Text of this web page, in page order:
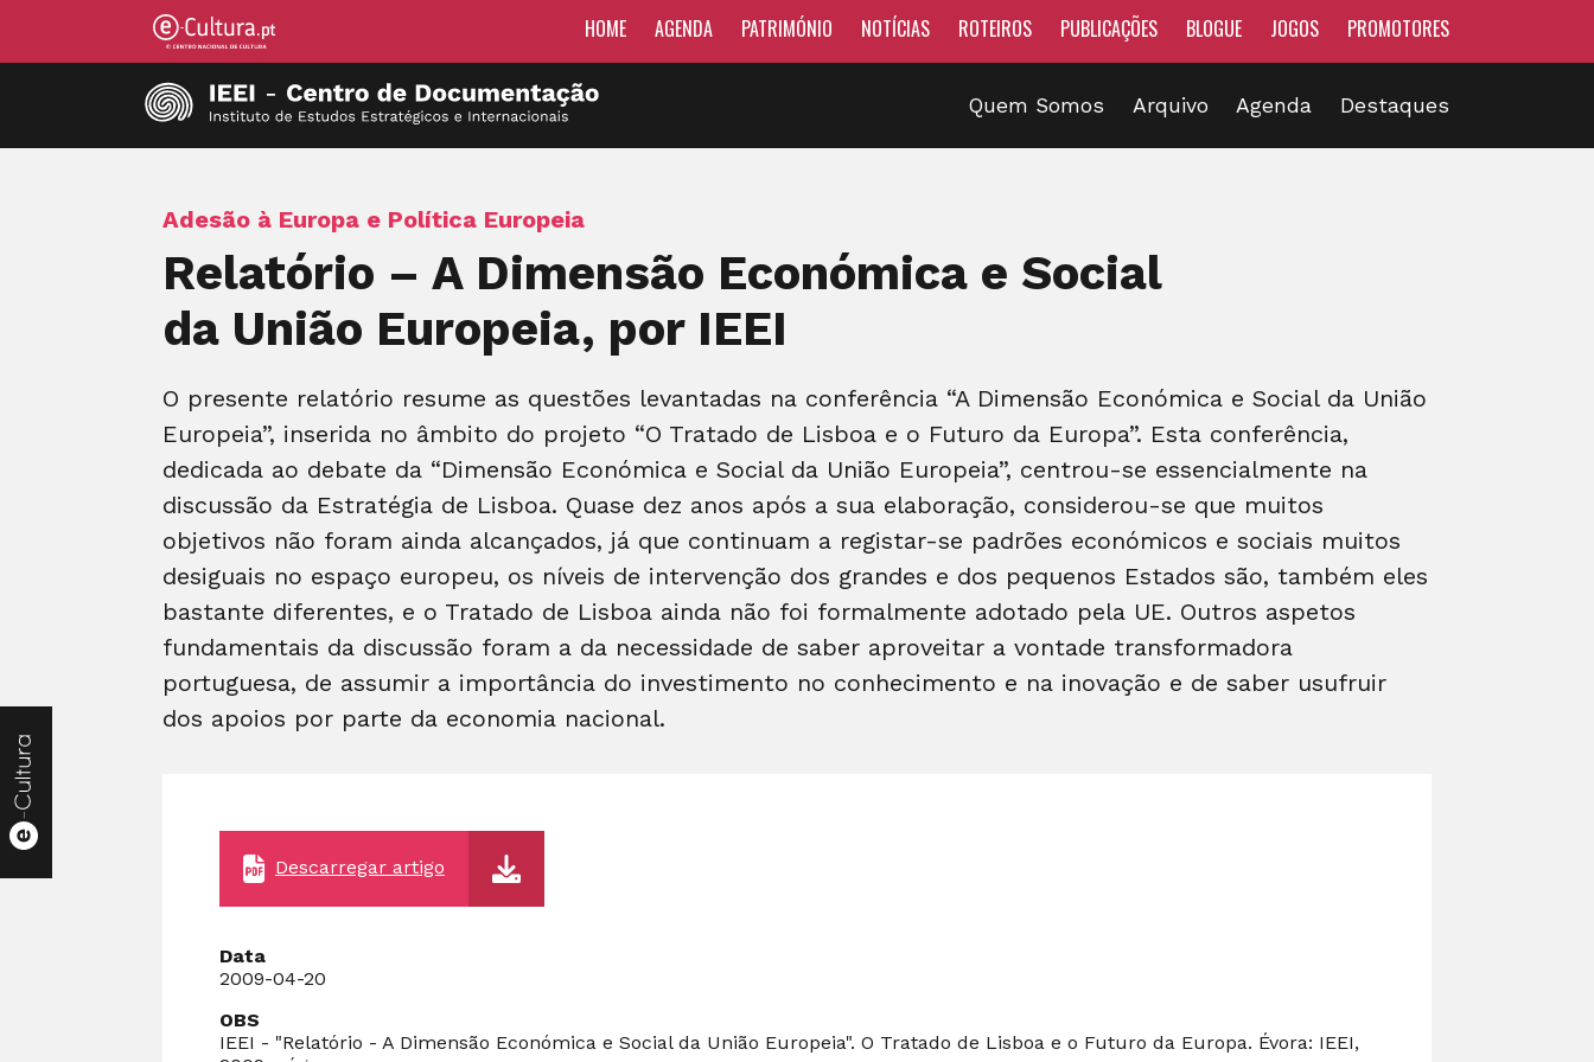
HOME AGENDA PATRIMÓNIO NOTÍCIAS ROTEIROS PUBLICAÇÕES BLOGUE JOGOS PROMOTORES
Quem Somos Arquivo Agenda Destaques
Adesão à Europa e Política Europeia
Relatório – A Dimensão Económica e Social
da União Europeia, por IEEI
O presente relatório resume as questões levantadas na conferência “A Dimensão Económica e Social da União
Europeia”, inserida no âmbito do projeto “O Tratado de Lisboa e o Futuro da Europa”. Esta conferência,
dedicada ao debate da “Dimensão Económica e Social da União Europeia”, centrou-se essencialmente na
discussão da Estratégia de Lisboa. Quase dez anos após a sua elaboração, considerou-se que muitos
objetivos não foram ainda alcançados, já que continuam a registar-se padrões económicos e sociais muitos
desiguais no espaço europeu, os níveis de intervenção dos grandes e dos pequenos Estados são, também eles
bastante diferentes, e o Tratado de Lisboa ainda não foi formalmente adotado pela UE. Outros aspetos
fundamentais da discussão foram a da necessidade de saber aproveitar a vontade transformadora
portuguesa, de assumir a importância do investimento no conhecimento e na inovação e de saber usufruir
dos apoios por parte da economia nacional.
Descarregar artigo
Data
2009-04-20
OBS
IEEI - "Relatório - A Dimensão Económica e Social da União Europeia". O Tratado de Lisboa e o Futuro da Europa. Évora: IEEI,